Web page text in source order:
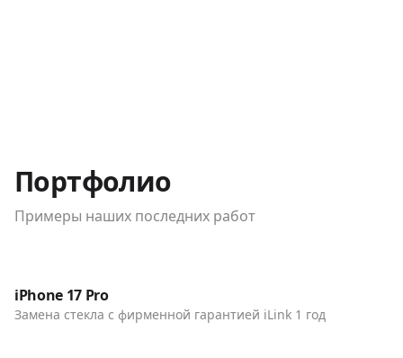
Портфолио
Примеры наших последних работ
Телефоны
iPhone 17 Pro
Замена стекла с фирменной гарантией iLink 1 год
До / После